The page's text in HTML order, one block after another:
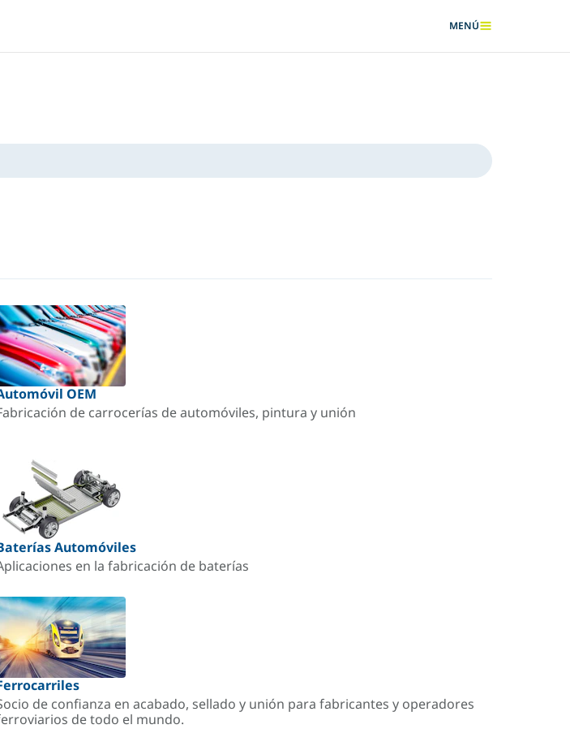
MOSTRAR
MENÚ
OEM
de carrocerías de automóviles, pintura y unión
Automóviles
en la fabricación de baterías
de confianza en acabado, sellado y unión para fabricantes y operadores
de todo el mundo.